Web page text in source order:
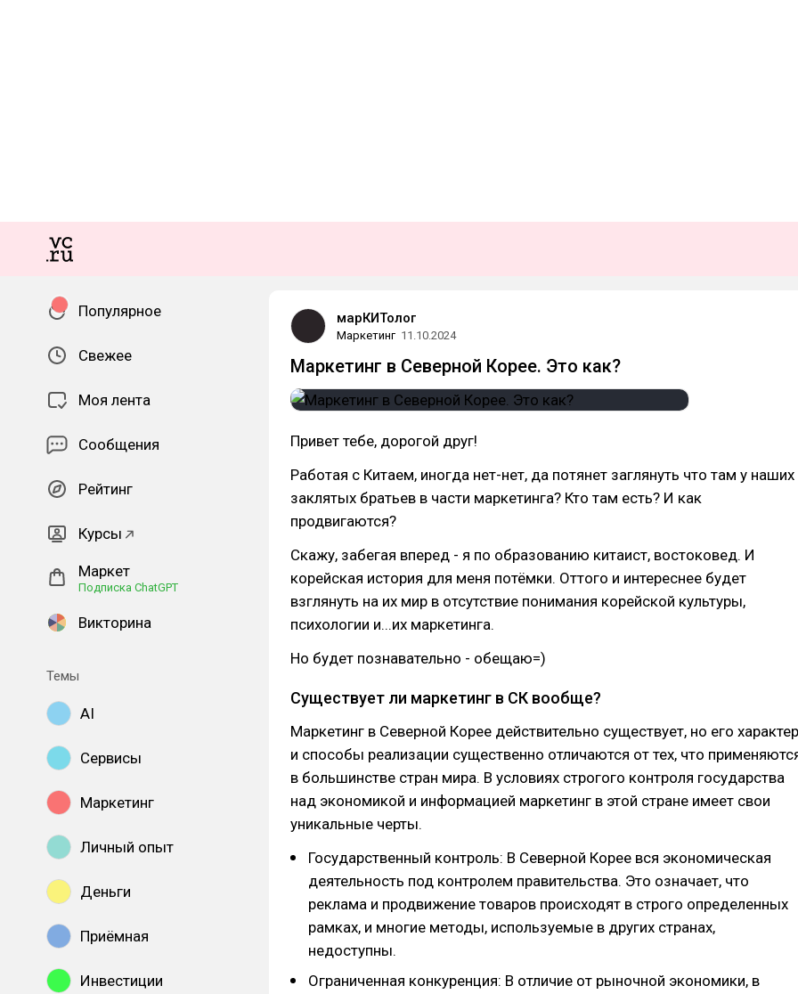
Популярное
Свежее
Моя лента
Сообщения
Рейтинг
Курсы
Маркет
Подписка ChatGPT
Викторина
Темы
AI
Сервисы
Маркетинг
Личный опыт
Деньги
Приёмная
Инвестиции
марКИТолог
Маркетинг 11.10.2024
Маркетинг в Северной Корее. Это как?
Привет тебе, дорогой друг!
Работая с Китаем, иногда нет-нет, да потянет заглянуть что там у наших
заклятых братьев в части маркетинга? Кто там есть? И как
продвигаются?
Скажу, забегая вперед - я по образованию китаист, востоковед. И
корейская история для меня потёмки. Оттого и интереснее будет
взглянуть на их мир в отсутствие понимания корейской культуры,
психологии и...их маркетинга.
Но будет познавательно - обещаю=)
Существует ли маркетинг в СК вообще?
Маркетинг в Северной Корее действительно существует, но его характер
и способы реализации существенно отличаются от тех, что
в большинстве стран мира. В условиях строгого контроля государства
над экономикой и информацией маркетинг в этой стране имеет свои
уникальные черты.
Государственный контроль: В Северной Корее вся экономическая
деятельность под контролем правительства. Это означает, что
реклама и продвижение товаров происходят в строго определенных
рамках, и многие методы, используемые в других странах,
недоступны.
Ограниченная конкуренция: В отличие от рыночной экономики, в